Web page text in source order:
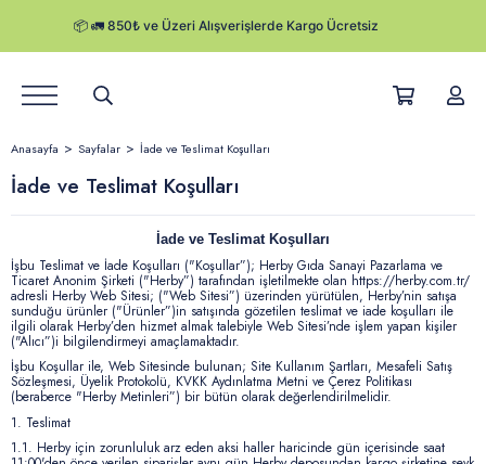
Hikayemiz
Satış Noktaları
Kurumsal Satış
Herby Blog
Kampanyalar
Kargo Takibi
Anasayfa Sayfalar İade ve Teslimat Koşulları
İade ve Teslimat Koşulları
İade ve Teslimat Koşulları
İşbu Teslimat ve İade Koşulları ("Koşullar”); Herby Gıda Sanayi Pazarlama ve
Ticaret Anonim Şirketi ("Herby”) tarafından işletilmekte olan https://herby.com.tr/
adresli Herby Web Sitesi; ("Web Sitesi”) üzerinden yürütülen, Herby’nin satışa
sunduğu ürünler ("Ürünler”)in satışında gözetilen teslimat ve iade koşulları ile
ilgili olarak Herby’den hizmet almak talebiyle Web Sitesi’nde işlem yapan kişiler
("Alıcı”)i bilgilendirmeyi amaçlamaktadır.
İşbu Koşullar ile, Web Sitesinde bulunan; Site Kullanım Şartları, Mesafeli Satış
Sözleşmesi, Üyelik Protokolü, KVKK Aydınlatma Metni ve Çerez Politikası
(beraberce "Herby Metinleri”) bir bütün olarak değerlendirilmelidir.
1. Teslimat
1.1. Herby için zorunluluk arz eden aksi haller haricinde gün içerisinde saat